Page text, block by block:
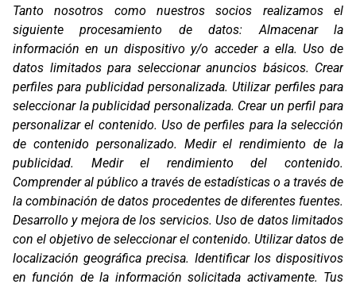
TFX5
TFX5 WOMAN
Tanto nosotros como nuestros socios realizamos el
siguiente procesamiento de datos:Almacenar la
información en un dispositivo y/o acceder a ella. Uso de
datos limitados para seleccionar anuncios básicos. Crear
perfiles para publicidad personalizada.Utilizar perfiles para
seleccionar la publicidad personalizada. Crear un perfil para
personalizar el contenido. Uso de perfiles para la selección
de contenido personalizado. Medir el rendimiento de la
publicidad. Medir el rendimiento del contenido.
Comprender al público a través de estadísticas o a través de
la combinación de datos procedentes de diferentes fuentes.
Desarrollo y mejora de los servicios.Uso de datos limitados
con el objetivo de seleccionar el contenido. Utilizar datos de
localización geográfica precisa. Identificar los dispositivos
en función de la información solicitada activamente. Tus